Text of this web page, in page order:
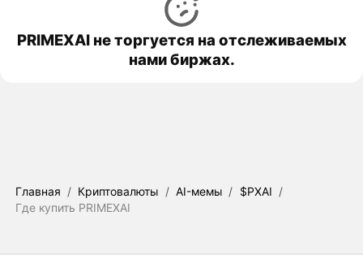
PRIMEXAI не торгуется на отслеживаемых
нами биржах.
Главная / Криптовалюты / AI-мемы / $PXAI /
Где купить PRIMEXAI